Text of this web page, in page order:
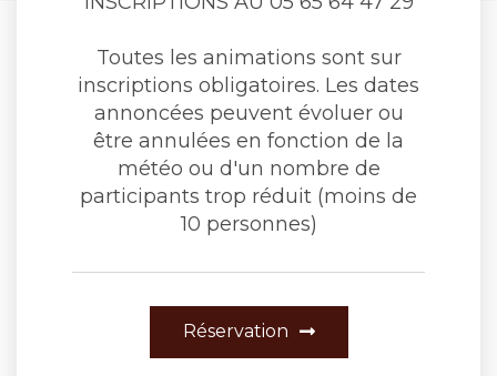
Toutes les animations sont sur
inscriptions obligatoires. Les dates
annoncées peuvent évoluer ou
être annulées en fonction de la
météo ou d'un nombre de
participants trop réduit (moins de
10 personnes)
Réservation